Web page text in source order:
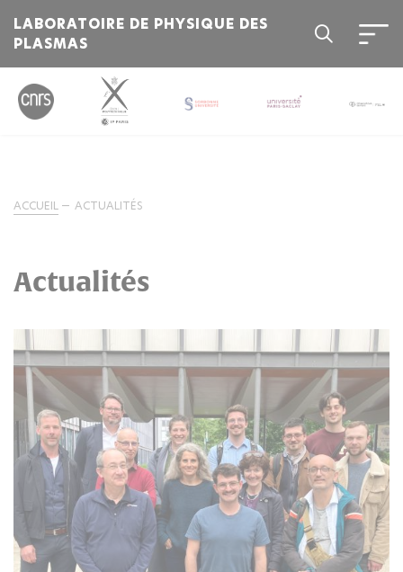
LABORATOIRE DE PHYSIQUE DES
PLASMAS
ACCUEIL ACTUALITÉS
Actualités